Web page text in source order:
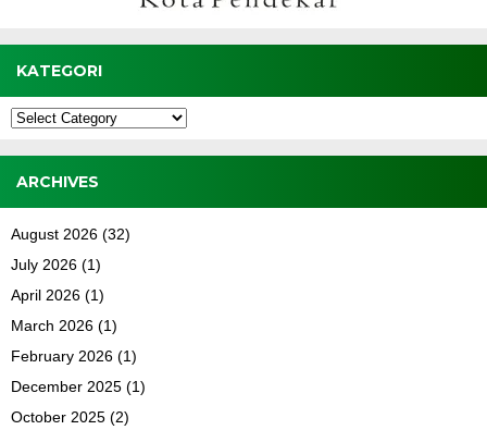
KATEGORI
Kategori
ARCHIVES
August 2026 (32)
July 2026 (1)
April 2026 (1)
March 2026 (1)
February 2026 (1)
December 2025 (1)
October 2025 (2)